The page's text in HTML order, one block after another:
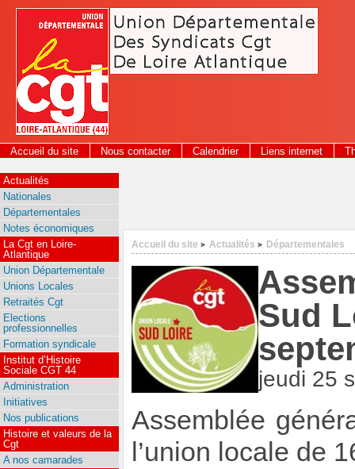
Panneau de gestion des cookies
Accueil du site Nous contacter Calendrier Liens internet
2026
Accueil du site > Actualités > Départementales
Sud
jeudi 25
Assemblée
l’union locale de
Actualités
Nationales
Départementales
Notes économiques
La Cgt en Loire-
Atlantique
Union Départementale
Unions Locales
Retraités Cgt
Elections
professionnelles
Formation syndicale
Institut d’Histoire
Sociale CGT 44
Administration
Initiatives
Nos publications
Histoire et valeurs de la
Cgt
A nos camarades